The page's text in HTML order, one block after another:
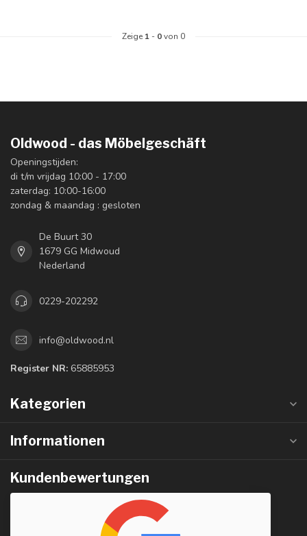
Zeige 1 - 0von 0
Oldwood - das Möbelgeschäft
Openingstijden:
di t/m vrijdag 10:00 - 17:00
zaterdag: 10:00-16:00
zondag & maandag : gesloten
De Buurt 30
1679 GG Midwoud
Nederland
0229-202292
info@oldwood.nl
Register NR: 65885953
Kategorien
Informationen
Kundenbewertungen